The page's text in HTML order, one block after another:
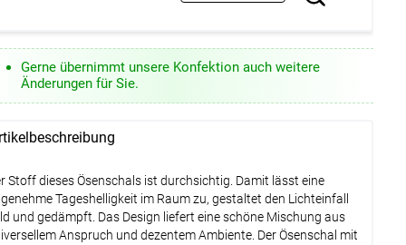
Gerne übernimmt unsere Konfektion auch weitere
Änderungen für Sie.
Stoff dieses Ösenschals ist durchsichtig. Damit lässt eine
Tageshelligkeit im Raum zu, gestaltet den Lichteinfall
und gedämpft. Das Design liefert eine schöne Mischung aus
Anspruch und dezentem Ambiente. Der Ösenschal mit